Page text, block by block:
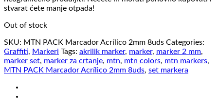
stvarat ćete manje otpada!
Out of stock
SKU: MTN PACK Marcador Acrílico 2mm 8uds Categories:
Graffiti, Markeri Tags: akrilik marker, marker, marker 2 mm,
marker set, marker za crtanje, mtn, mtn colors, mtn markers,
MTN PACK Marcador Acrílico 2mm 8uds, set markera